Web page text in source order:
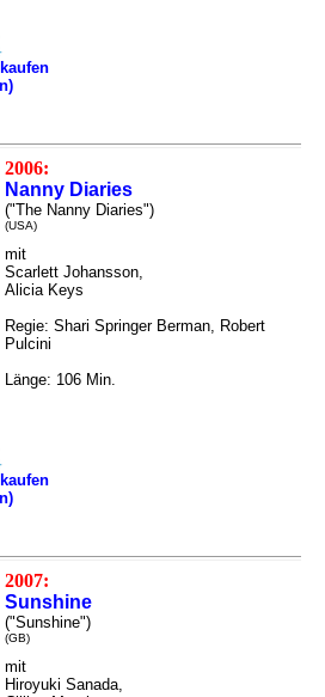
2006:
Nanny Diaries
("The Nanny Diaries")
(USA)
mit
Scarlett Johansson,
Alicia Keys
Regie: Shari Springer Berman, Robert
Pulcini
Länge: 106 Min.
2007:
Sunshine
("Sunshine")
(GB)
mit
Hiroyuki Sanada,